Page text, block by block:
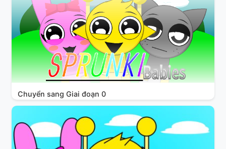
Chuyển sang Giai đoạn 0